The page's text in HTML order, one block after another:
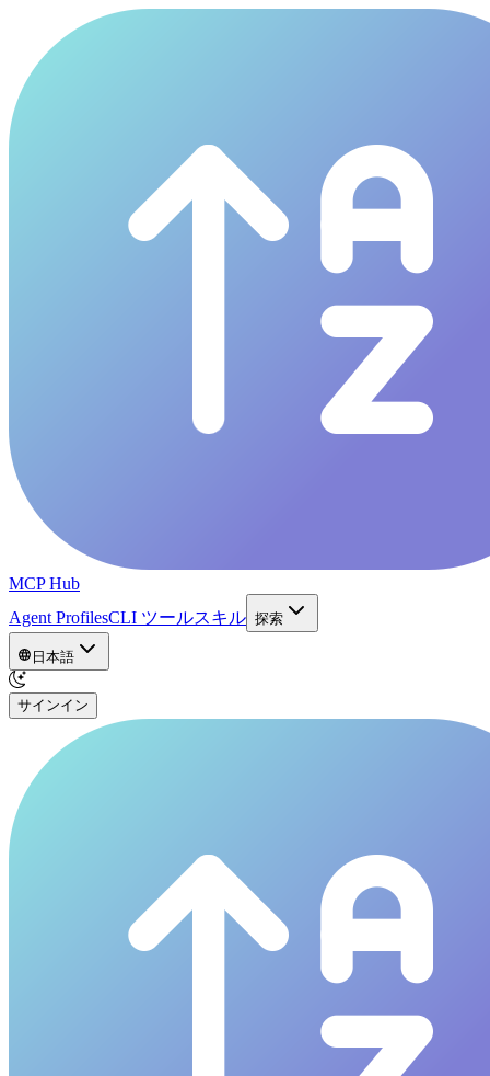
MCP Hub
Agent ProfilesCLI ツールスキル 探索
日本語
サインイン